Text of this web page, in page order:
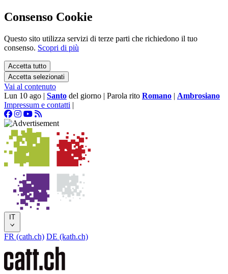
Consenso Cookie
Questo sito utilizza servizi di terze parti che richiedono il tuo
consenso. Scopri di più
Accetta tutto
Accetta selezionati
Vai al contenuto
Lun 10 ago | Santo del giorno | Parola rito Romano | Ambrosiano
Impressum e contatti |
IT
FR (cath.ch) DE (kath.ch)